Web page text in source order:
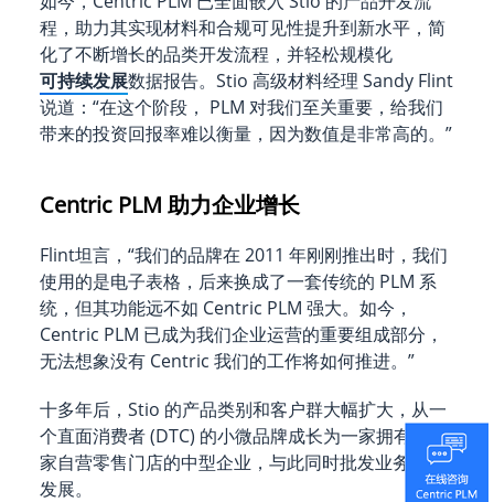
程，助力其实现材料和合规可见性提升到新水平，简
化了不断增长的品类开发流程，并轻松规模化
可持续发展数据报告。Stio 高级材料经理 Sandy Flint
说道：“在这个阶段， PLM 对我们至关重要，给我们
带来的投资回报率难以衡量，因为数值是非常高的。”
Centric PLM 助力企业增长
Flint坦言，“我们的品牌在 2011 年刚刚推出时，我们
使用的是电子表格，后来换成了一套传统的 PLM 系
统，但其功能远不如 Centric PLM 强大。如今，
Centric PLM 已成为我们企业运营的重要组成部分，
无法想象没有 Centric 我们的工作将如何推进。”
十多年后，Stio 的产品类别和客户群大幅扩大，从一
个直面消费者 (DTC) 的小微品牌成长为一家拥有 13
家自营零售门店的中型企业，与此同时批发业务蓬勃
发展。